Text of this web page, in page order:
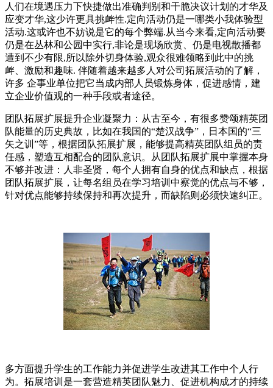
人们在境遇压力下快捷做出准确判别和干脆决议计划的才华及
应变才华,这少许更具挑衅性.定向活动仍是一哪类小我体验型
活动.这或许也不妨说是它的每个弊端.从当今来看,定向活动要
仍是在丛林和公园中实行,非论是现场欣赏、仍是电视散播都
遭到不少有限,所以除外切身体验,观众很难领略到此中的挑
衅、激励和趣味. 伴随着越来越多人对公司拓展活动的了解，
许多 企事业单位把它当成内部人员锻炼身体，促进感情，建
立企业价值观的一种手段或者途径。
团队拓展扩展提升企业凝聚力：从古至今，有很多赞颂精英团
队能量的历史典故，比如在我国的“楚汉战争”，日本国的“三
矢之训”等，根据团队拓展扩展，能够提高精英团队组员的责
任感，塑造互相配合的团队意识。从团队拓展扩展中掌握本身
不够并改进：人非圣贤，每个人拥有自身的优点和缺点，根据
团队拓展扩展，让每名组员在学习培训中察觉的优点与不够，
针对优点能够持续保持和再次提升，而缺陷则必须快速纠正。
多方面提升学生的工作能力并促进学生改进其工作中个人行
为。拓展培训是一套营造精英团队魅力、促进机构成才的持续